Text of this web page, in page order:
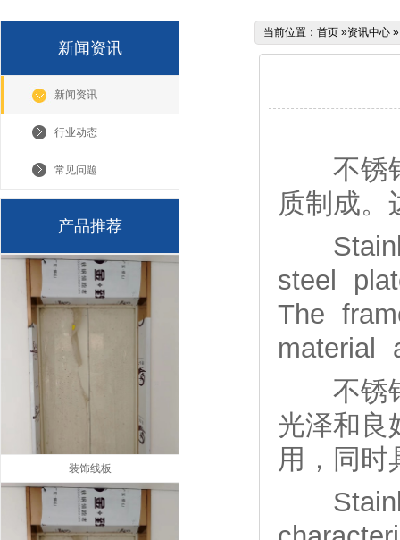
新闻资讯
新闻资讯
行业动态
常见问题
产品推荐
装饰线板
当前位置： 首页 »资讯中心
不锈钢
质制成。
steel
The
material
不锈钢
光泽和良
用，同时